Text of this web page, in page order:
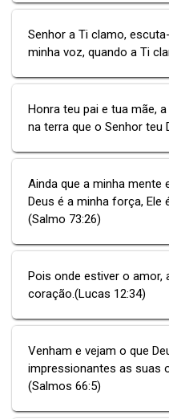
Senhor a Ti clamo,
minha voz, quando a Ti
Honra teu pai e tua mãe,
na terra que o Senhor teu
Ainda que a minha mente
Deus é a minha força, Ele
(Salmo 73:26)
Pois onde estiver o
coração.(Lucas 12:34)
Venham e vejam o que
impressionantes as suas
(Salmos 66:5)